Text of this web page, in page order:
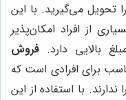
تحویل می‌گیرید. با این
از افراد امکان‌پذیر
بالایی دارد. فروش
برای افرادی است که
با استفاده از این